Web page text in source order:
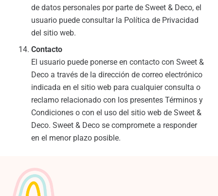
de datos personales por parte de Sweet & Deco, el
usuario puede consultar la Política de Privacidad
del sitio web.
Contacto
El usuario puede ponerse en contacto con Sweet &
Deco a través de la dirección de correo electrónico
indicada en el sitio web para cualquier consulta o
reclamo relacionado con los presentes Términos y
Condiciones o con el uso del sitio web de Sweet &
Deco. Sweet & Deco se compromete a responder
en el menor plazo posible.